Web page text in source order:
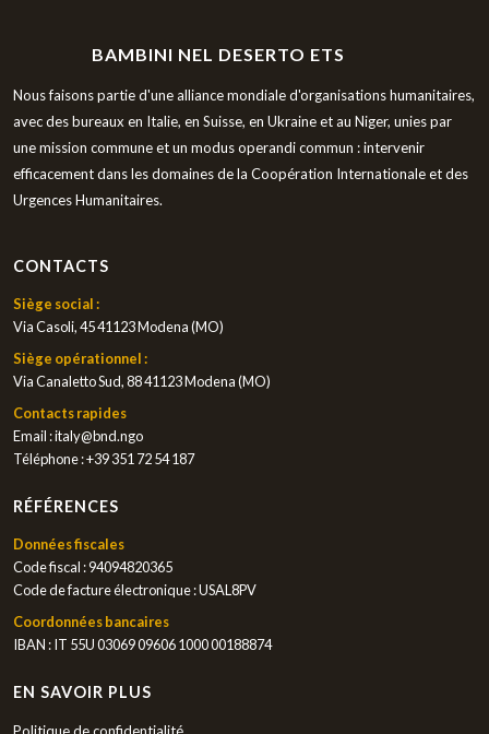
BAMBINI NEL DESERTO ETS
Nous faisons partie d'une alliance mondiale d'organisations humanitaires,
avec des bureaux en Italie, en Suisse, en Ukraine et au Niger, unies par
une mission commune et un modus operandi commun : intervenir
efficacement dans les domaines de la Coopération Internationale et des
Urgences Humanitaires.
CONTACTS
Siège social :
Via Casoli, 45 41123 Modena (MO)
Siège opérationnel :
Via Canaletto Sud, 88 41123 Modena (MO)
Contacts rapides
Email :italy@bnd.ngo
Téléphone :+39 351 72 54 187
RÉFÉRENCES
Données fiscales
Code fiscal : 94094820365
Code de facture électronique : USAL8PV
Coordonnées bancaires
IBAN : IT 55U 03069 09606 1000 00188874
EN SAVOIR PLUS
Politique de confidentialité